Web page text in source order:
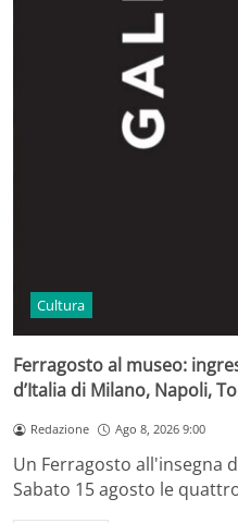
Cultura
Ferragosto al museo:
d’Italia di Milano, Napoli,
Redazione Ago 8, 2026 9:00
Un Ferragosto all'insegna
Sabato 15 agosto le